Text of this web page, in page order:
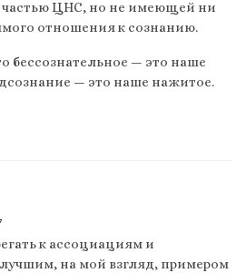
ЦНС, но не имеющей ни
отношения к сознанию.
бессознательное — это наше
— это наше нажитое.
к ассоциациям и
на мой взгляд, примером